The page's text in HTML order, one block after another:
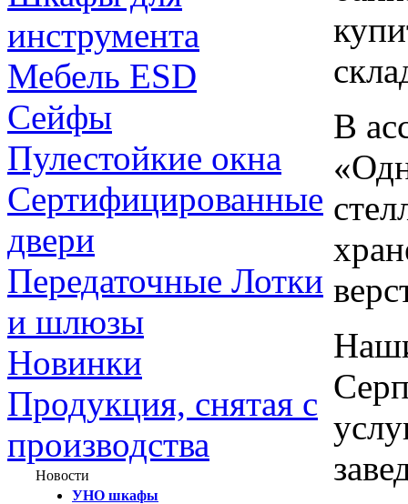
инструмента
Мебель ESD
Сейфы
Пулестойкие окна
Сертифицированные
двери
Передаточные Лотки
и шлюзы
Новинки
Продукция, снятая с
производства
Новости
УНО шкафы
В